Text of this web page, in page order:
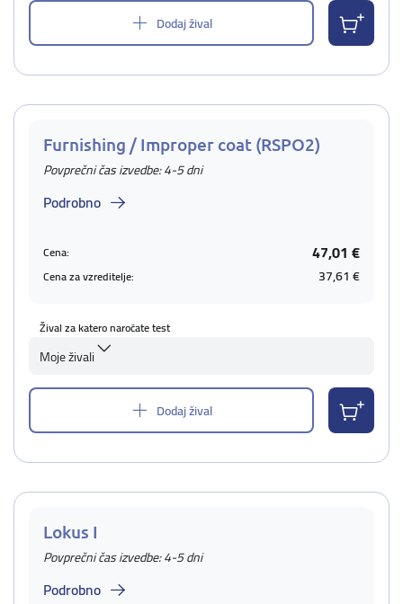
Dodaj žival
Furnishing / Improper coat (RSPO2)
Povprečni čas izvedbe: 4-5 dni
Podrobno
Cena: 47,01 €
Cena za vzreditelje: 37,61 €
Žival za katero naročate test
Moje živali
Dodaj žival
Lokus I
Povprečni čas izvedbe: 4-5 dni
Podrobno